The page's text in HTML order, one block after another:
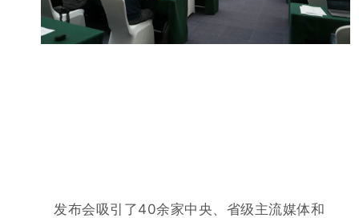
发布会吸引了40余家中央、省级主流媒体和